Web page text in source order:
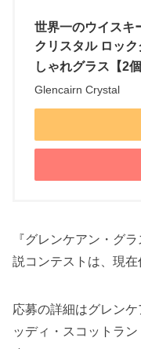
世界一のウイスキ
クリスタル ロッ
しゃれグラス【2
Glencairn Crystal
『グレンケアン・グ
説コンテストは、現在
応募の詳細はグレン
ッディ・スコットラ